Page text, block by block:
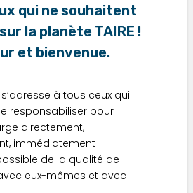
qui ne souhaitent
la planète TAIRE !
et bienvenue.
à tous ceux qui
responsabiliser pour
directement,
immédiatement
de la qualité de
eux-mêmes et avec